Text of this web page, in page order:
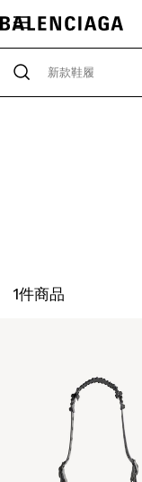
1件商品